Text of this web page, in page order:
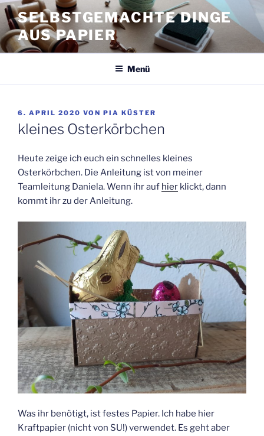
Zum
Inhalt
springen
SELBSTGEMACHTE DINGE
AUS PAPIER
Menü
VERÖFFENTLICHT
AM
6. APRIL 2020 VON PIA KÜSTER
kleines Osterkörbchen
Heute zeige ich euch ein schnelles kleines
Osterkörbchen. Die Anleitung ist von meiner
Teamleitung Daniela. Wenn ihr auf hier klickt, dann
kommt ihr zu der Anleitung.
Was ihr benötigt, ist festes Papier. Ich habe hier
Kraftpapier (nicht von SU!) verwendet. Es geht aber